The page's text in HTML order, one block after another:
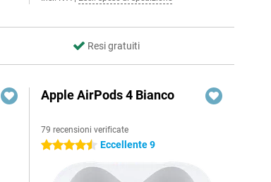
Resi gratuiti
Apple AirPods 4 Bianco
79 recensioni verificate
4.5 stelle Eccellente 9